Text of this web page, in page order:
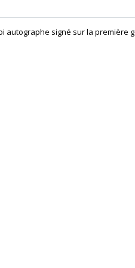
autographe signé sur la première